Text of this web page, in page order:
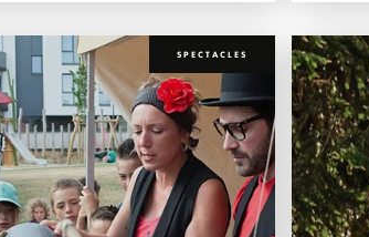
SPECTACLES